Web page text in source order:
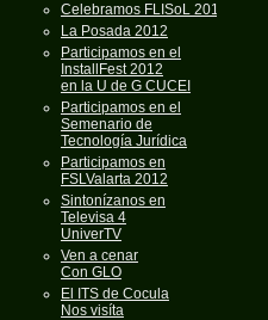
Celebramos FLISoL 2013
La Posada 2012
Participamos en el
InstallFest 2012
en la U de G CUCEI
Participamos en el
Semenario de
Tecnología Jurídica
Participamos en
FSLValarta 2012
Sintonízanos en
Televisa 4
UniverTV
Ven a cenar
Con GLO
El ITS de Cocula
Nos visíta